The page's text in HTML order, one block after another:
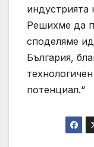
индустрията
Решихме да
споделяме
България,
потенциал.“